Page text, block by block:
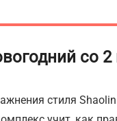
со 2
стиля